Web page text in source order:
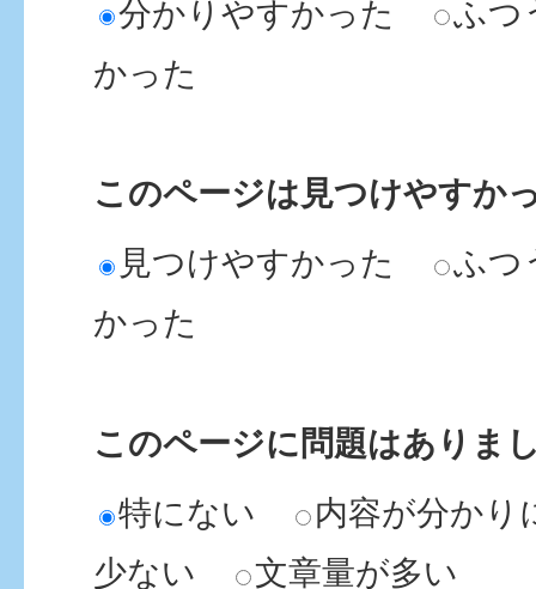
分かりやすかった
ふつ
かった
このページは見つけやすか
見つけやすかった
ふつ
かった
このページに問題はありま
特にない
内容が分かり
少ない
文章量が多い